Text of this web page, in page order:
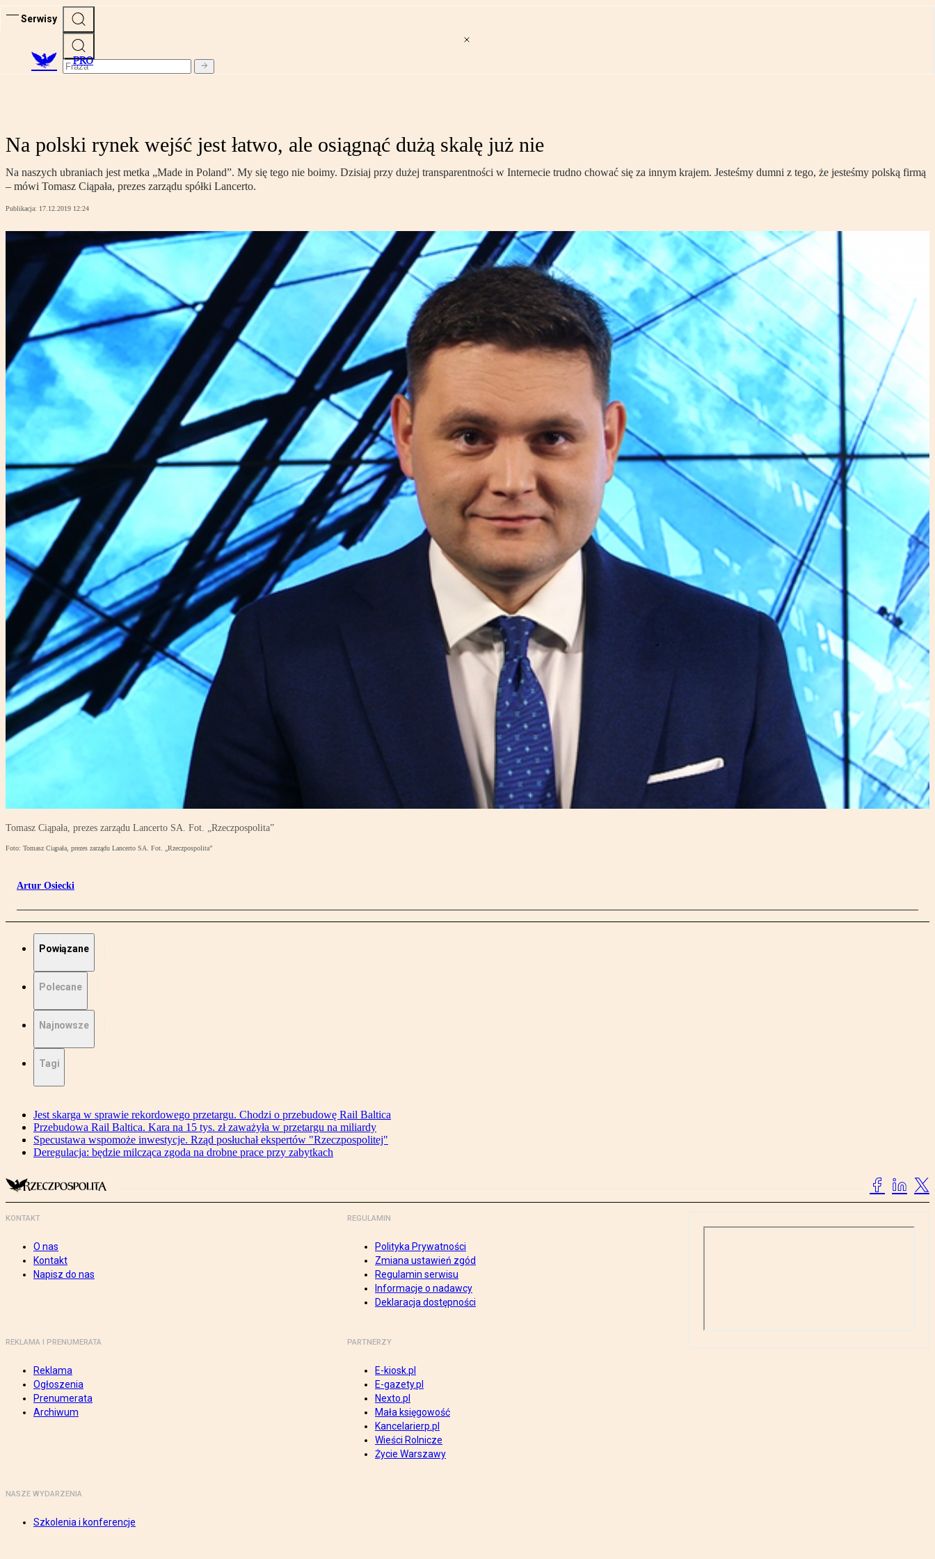
Serwisy
PRO
Na polski rynek wejść jest łatwo, ale osiągnąć dużą skalę już nie
Na naszych ubraniach jest metka „Made in Poland”. My się tego nie boimy. Dzisiaj przy dużej transparentności w Internecie trudno chować się za innym krajem. Jesteśmy dumni z tego, że jesteśmy polską firmą
– mówi Tomasz Ciąpała, prezes zarządu spółki Lancerto.
Publikacja: 17.12.2019 12:24
Tomasz Ciąpała, prezes zarządu Lancerto SA. Fot. „Rzeczpospolita”
Foto: Tomasz Ciąpała, prezes zarządu Lancerto SA. Fot. „Rzeczpospolita”
Artur Osiecki
Powiązane
Polecane
Najnowsze
Tagi
Jest skarga w sprawie rekordowego przetargu. Chodzi o przebudowę Rail Baltica
Przebudowa Rail Baltica. Kara na 15 tys. zł zaważyła w przetargu na miliardy
Specustawa wspomoże inwestycje. Rząd posłuchał ekspertów "Rzeczpospolitej"
Deregulacja: będzie milcząca zgoda na drobne prace przy zabytkach
KONTAKT
O nas
Kontakt
Napisz do nas
REGULAMIN
Polityka Prywatności
Zmiana ustawień zgód
Regulamin serwisu
Informacje o nadawcy
Deklaracja dostępności
REKLAMA I PRENUMERATA
Reklama
Ogłoszenia
Prenumerata
Archiwum
PARTNERZY
E-kiosk.pl
E-gazety.pl
Nexto.pl
Mała księgowość
Kancelarierp.pl
Wieści Rolnicze
Życie Warszawy
NASZE WYDARZENIA
Szkolenia i konferencje